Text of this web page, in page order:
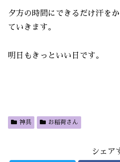
夕方の時間にできるだけ汗を
ていきます。
明日もきっといい日です。
神具 お稲荷さん
シェア